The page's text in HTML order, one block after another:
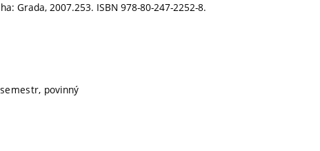
Grada, 2007.253. ISBN 978-80-247-2252-8.
povinný